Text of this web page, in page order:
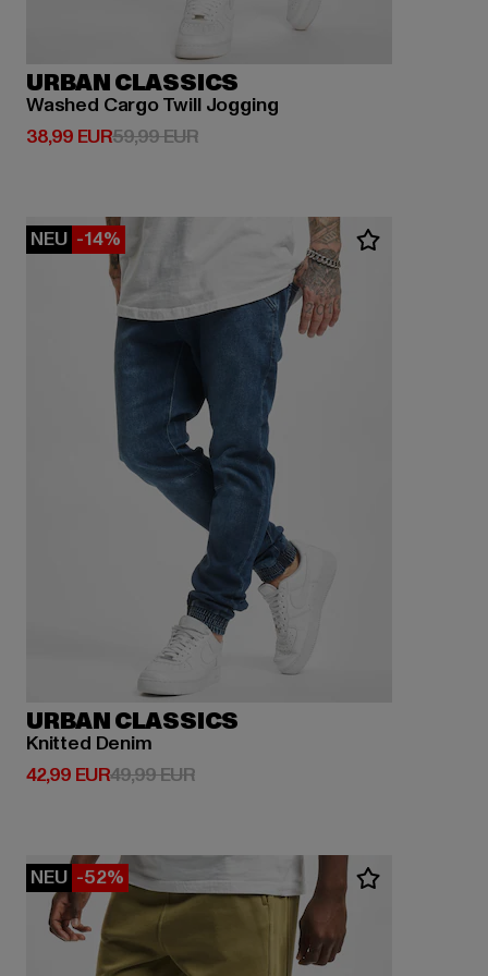
URBAN CLASSICS
Washed Cargo Twill Jogging
38,99 EUR
Derzeitiger Preis: 38,99 EUR
59,99 EURAktionspreis: 59,99 EUR
NEU -14%
URBAN CLASSICS
Knitted Denim
42,99 EUR
Derzeitiger Preis: 42,99 EUR
49,99 EURAktionspreis: 49,99 EUR
NEU -52%